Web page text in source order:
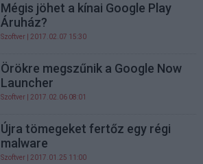
Mégis jöhet a kínai Google Play
Áruház?
Szoftver | 2017.02.07 15:30
Örökre megszűnik a Google Now
Launcher
Szoftver | 2017.02.06 08:01
Újra tömegeket fertőz egy régi
malware
Szoftver | 2017.01.25 11:00